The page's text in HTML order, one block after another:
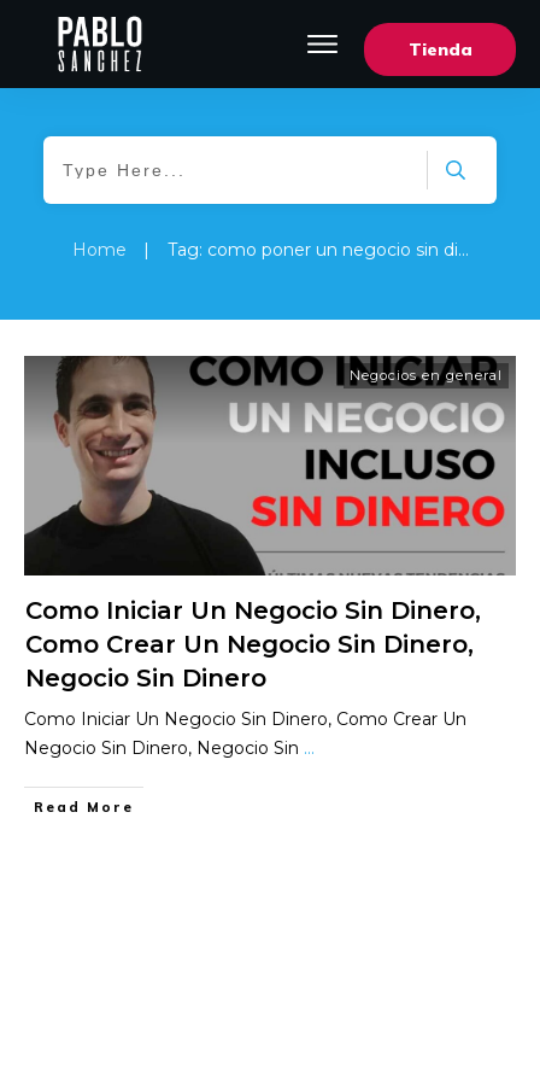
Tienda
Home Tag: como poner un negocio sin dinero
Negocios en general
Como Iniciar Un Negocio Sin Dinero,
Como Crear Un Negocio Sin Dinero,
Negocio Sin Dinero
Como Iniciar Un Negocio Sin Dinero, Como Crear Un
Negocio Sin Dinero, Negocio Sin ...
​Read More